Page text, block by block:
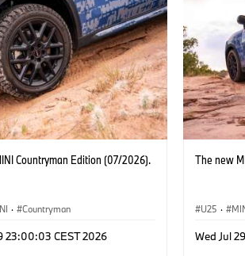
Countryman Edition (07/2026).
· Countryman
23:00:03 CEST 2026
The new
U25 ·
Wed Jul